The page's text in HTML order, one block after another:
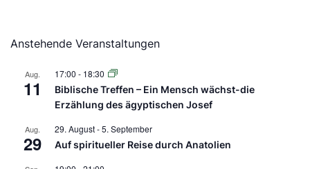
Anstehende Veranstaltungen
Aug.
11
17:00 - 18:30
Biblische Treffen – Ein Mensch wächst-die
Erzählung des ägyptischen Josef
Aug.
29
29. August-5. September
Auf spiritueller Reise durch Anatolien